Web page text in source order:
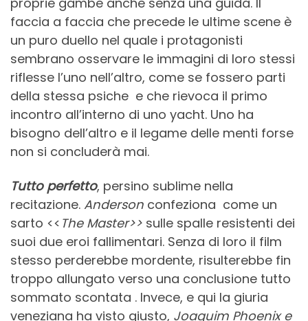
faccia a faccia che precede le ultime scene è
un puro duello nel quale i protagonisti
sembrano osservare le immagini di loro stessi
riflesse l’uno nell’altro, come se fossero parti
della stessa psiche e che rievoca il primo
incontro all’interno di uno yacht. Uno ha
bisogno dell’altro e il legame delle menti forse
non si concluderà mai.
Tutto perfetto, persino sublime nella
recitazione. Anderson confeziona come un
sarto << The Master>> sulle spalle resistenti dei
suoi due eroi fallimentari. Senza di loro il film
stesso perderebbe mordente, risulterebbe fin
troppo allungato verso una conclusione tutto
sommato scontata . Invece, e qui la giuria
veneziana ha visto giusto, Joaquim Phoenix e